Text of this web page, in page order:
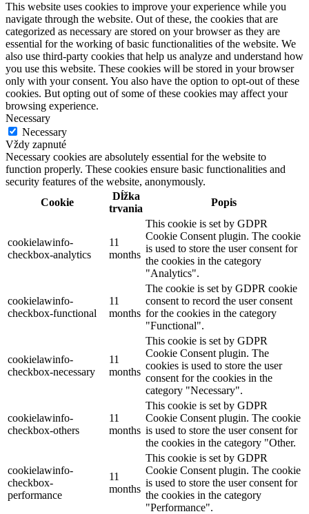
This website uses cookies to improve your experience while you
navigate through the website. Out of these, the cookies that are
categorized as necessary are stored on your browser as they are
essential for the working of basic functionalities of the website. We
also use third-party cookies that help us analyze and understand how
you use this website. These cookies will be stored in your browser
only with your consent. You also have the option to opt-out of these
cookies. But opting out of some of these cookies may affect your
browsing experience.
Necessary
Necessary
Vždy zapnuté
Necessary cookies are absolutely essential for the website to
function properly. These cookies ensure basic functionalities and
security features of the website, anonymously.
Cookie
Dĺžka
trvania
Popis
cookielawinfo-
checkbox-analytics
11
months
This cookie is set by GDPR
Cookie Consent plugin. The cookie
is used to store the user consent for
the cookies in the category
"Analytics".
cookielawinfo-
checkbox-functional
11
months
The cookie is set by GDPR cookie
consent to record the user consent
for the cookies in the category
"Functional".
cookielawinfo-
checkbox-necessary
11
months
This cookie is set by GDPR
Cookie Consent plugin. The
cookies is used to store the user
consent for the cookies in the
category "Necessary".
cookielawinfo-
checkbox-others
11
months
This cookie is set by GDPR
Cookie Consent plugin. The cookie
is used to store the user consent for
the cookies in the category "Other.
cookielawinfo-
checkbox-
performance
11
months
This cookie is set by GDPR
Cookie Consent plugin. The cookie
is used to store the user consent for
the cookies in the category
"Performance".